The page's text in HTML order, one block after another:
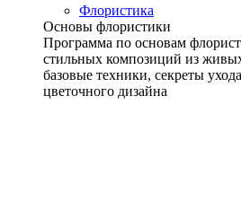
Флористика
Основы флористики
Программа по основам
стильных композиций из
базовые техники, секреты
цветочного дизайна